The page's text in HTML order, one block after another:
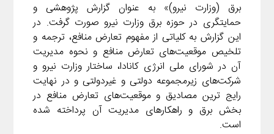
i
n
k
d
I
n
g
r
a
m
l
i
n
t
برق (وزارت نیرو)» به عنوان گزارش پژوهشی و
حمایتگری در حوزه برق وزارت نیرو صورت گرفت. در
این گزارش به کلیاتی از مفهوم تعارض منافع، ترجمه و
تلخیص موقعیت‌های تعارض منافع و نحوه مدیریت
آن در شورای ملی انرژی کانادا، ساختار وزارت نیرو و
شرکت‌های زیرمجموعه دولتی و غیردولتی و در نهایت
رایج ترین مصادیق و موقعیت‌های تعارض منافع در
بخش برق و راهکارهای مدیریت آن پرداخته شده
است.